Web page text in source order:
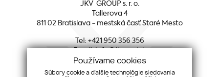
JKV GROUP s. r. o.
Tallerova 4
811 02 Bratislava - mestská časť Staré Mesto
Tel:+421 950 356 356
Sociálne siete:
Používame cookies
Súbory cookie a ďalšie technológie sledovania